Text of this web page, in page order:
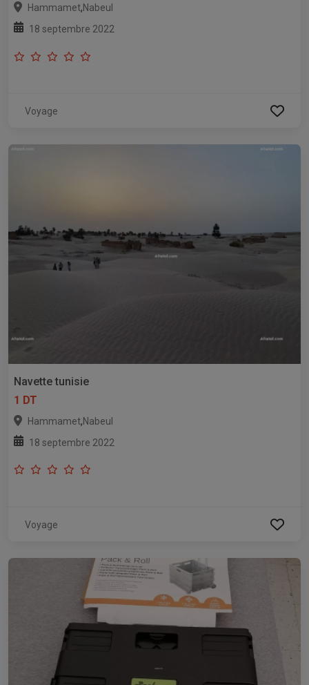
Hammamet,Nabeul
18 septembre 2022
Voyage
Navette tunisie
1 DT
Hammamet,Nabeul
18 septembre 2022
Voyage